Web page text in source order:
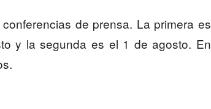
de prensa. La primera es
y la segunda es el 1 de agosto. En